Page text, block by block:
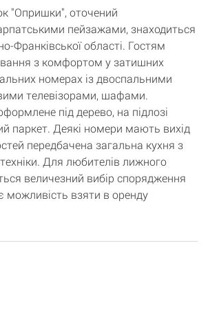
"Опришки", оточений
пейзажами, знаходиться
Франківської області. Гостям
з комфортом у затишних
номерах із двоспальними
телевізорами, шафами.
під дерево, на підлозі
паркет. Деякі номери мають вихід
передбачена загальна кухня з
Для любителів лижного
величезний вибір спорядження
можливість взяти в оренду